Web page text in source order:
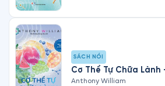
SÁCH NÓI
Cơ Thể Tự Chữa Lành
Anthony William